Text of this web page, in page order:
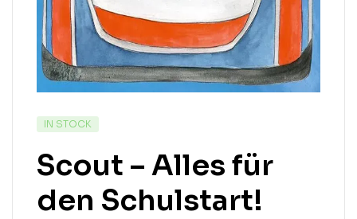
IN STOCK
Scout – Alles für
den Schulstart!